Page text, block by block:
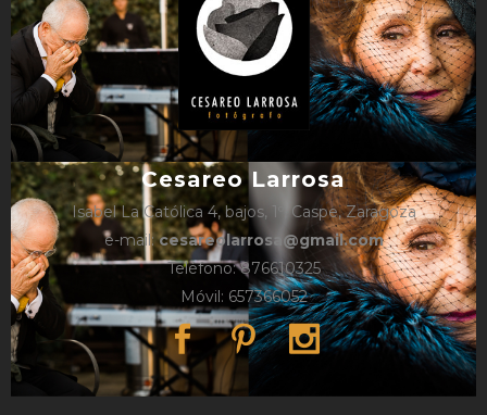
Cesareo Larrosa
Isabel La Católica 4, bajos, 1º, Caspe, Zaragoza
e-mail:cesareolarrosa@gmail.com
Teléfono: 876610325
Móvil: 657366052